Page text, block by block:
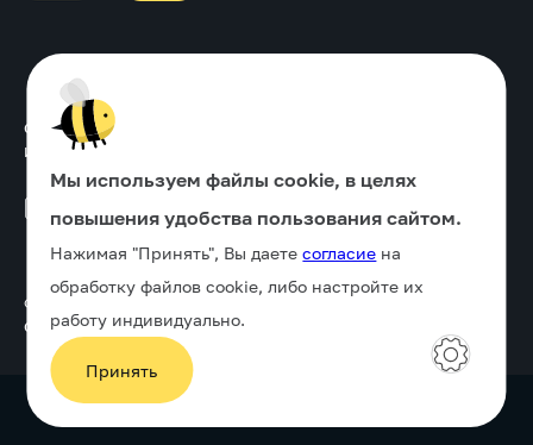
Основной ОКВЭД
Информация об ИТ-деятельности
Политика в отношении обработки персональных данных
© Digital HR компания «Улей» , 2005-2026
ООО «Диджитал Улей», ИНН 7839096458
Мы используем файлы cookie, в целях
повышения удобства пользования сайтом.
Нажимая "Принять", Вы даетесогласие на
обработку файлов cookie, либо настройте их
работу индивидуально.
Принять